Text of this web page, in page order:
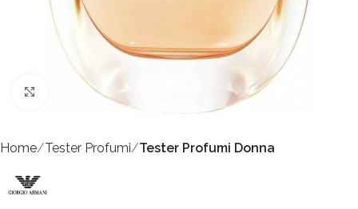
Click to enlarge
Home Tester Profumi Tester Profumi Donna